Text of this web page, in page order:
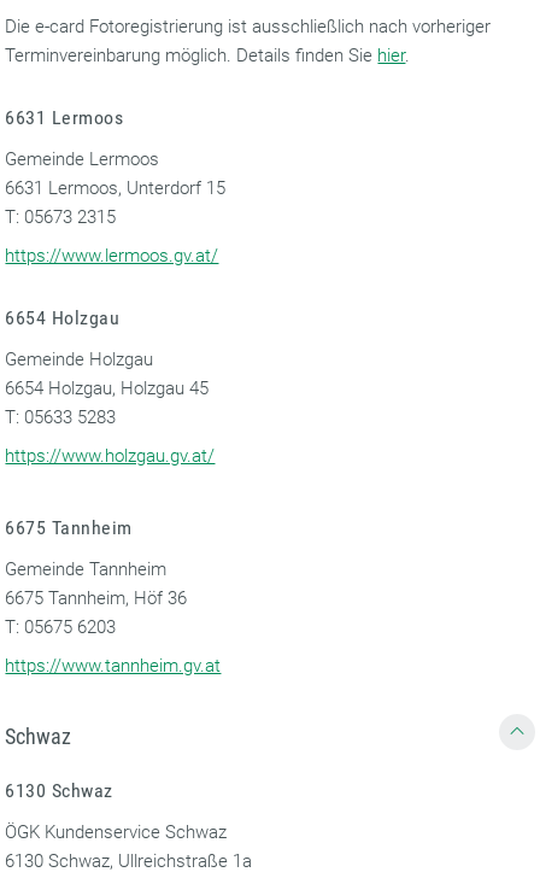
Die e-card Fotoregistrierung ist ausschließlich nach vorheriger
Terminvereinbarung möglich. Details finden Sie hier.
6631 Lermoos
Gemeinde Lermoos
6631 Lermoos, Unterdorf 15
T: 05673 2315
https://www.lermoos.gv.at/
6654 Holzgau
Gemeinde Holzgau
6654 Holzgau, Holzgau 45
T: 05633 5283
https://www.holzgau.gv.at/
6675 Tannheim
Gemeinde Tannheim
6675 Tannheim, Höf 36
T: 05675 6203
https://www.tannheim.gv.at
Schwaz
6130 Schwaz
ÖGK Kundenservice Schwaz
6130 Schwaz, Ullreichstraße 1a